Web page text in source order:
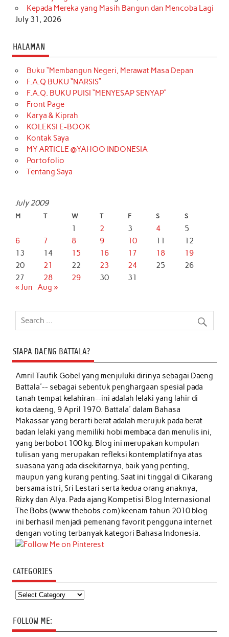
Kepada Mereka yang Masih Bangun dan Mencoba Lagi
July 31, 2026
HALAMAN
Buku “Membangun Negeri, Merawat Masa Depan
F.A.Q BUKU “NARSIS”
F.A.Q. BUKU PUISI “MENYESAP SENYAP”
Front Page
Karya & Kiprah
KOLEKSI E-BOOK
Kontak Saya
MY ARTICLE @YAHOO INDONESIA
Portofolio
Tentang Saya
July 2009
M T W T F S S
1 2 3 4
5
6
7 8 9 10 11
12
13
14 15 16 17 18
19
20
21 22 23 24 25
26
27
28 29 30
31
« Jun Aug »
SIAPA DAENG BATTALA?
Amril Taufik Gobelyang menjuluki dirinya sebagai Daeng
Battala'-- sebagai sebentuk penghargaan spesial pada
tanah tempat kelahiran--ini adalah lelaki yang lahir di
kota daeng, 9 April 1970. Battala' dalam Bahasa
Makassar yang berarti berat adalah merujuk pada berat
badan lelaki yang memiliki hobi membaca dan menulis ini,
yang berbobot 100 kg. Blog ini merupakan kumpulan
tulisan yang merupakan refleksi kontemplatifnya atas
suasana yang ada disekitarnya, baik yang penting,
maupun yang kurang penting. Saat ini tinggal di Cikarang
bersama istri, Sri Lestari serta kedua orang anaknya,
Rizky dan Alya. Pada ajang Kompetisi Blog Internasional
The Bobs (www.thebobs.com) keenam tahun 2010 blog
ini berhasil menjadi pemenang favorit pengguna internet
dengan voting terbanyak kategori Bahasa Indonesia.
CATEGORIES
Categories
FOLLOW ME: